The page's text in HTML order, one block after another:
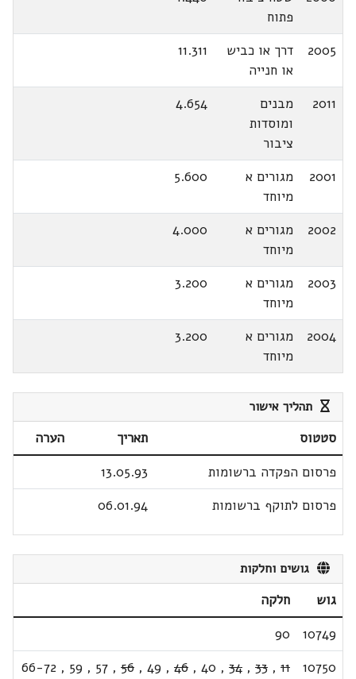
פתוח
2005
דרך או כביש
או חנייה
11.311
2011
מבנים
ומוסדות
ציבור
4.654
2001
מגורים א
מיוחד
5.600
2002
מגורים א
מיוחד
4.000
2003
מגורים א
מיוחד
3.200
2004
מגורים א
מיוחד
3.200
תהליך אישור
סטטוס תאריך
הערה
פרסום הפקדה ברשומות
13.05.93
פרסום לתוקף ברשומות
06.01.94
גושים וחלקות
גוש
חלקה
10749
90
10750
11
,
33
,
34
,
40
,
46
,
49
,
56
,
57
,
59
,
66-72